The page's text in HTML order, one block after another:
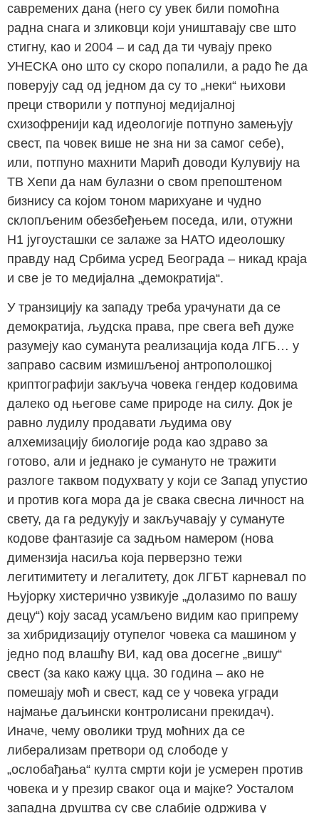
савремених дана (него су увек били помоћна
радна снага и зликовци који уништавају све што
стигну, као и 2004 – и сад да ти чувају преко
УНЕСКА оно што су скоро попалили, а радо ће да
поверују сад од једном да су то „неки“ њихови
преци створили у потпуној медијалној
схизофренији кад идеологије потпуно замењују
свест, па човек више не зна ни за самог себе),
или, потпуно махнити Марић доводи Кулувију на
ТВ Хепи да нам булазни о свом препоштеном
бизнису са којом тоном марихуане и чудно
склопљеним обезбеђењем поседа, или, отужни
Н1 југоусташки се залаже за НАТО идеолошку
правду над Србима усред Београда – никад краја
и све је то медијална „демократија“.
У транзицију ка западу треба урачунати да се
демократија, људска права, пре свега већ дуже
разумеју као суманута реализација кода ЛГБ… у
заправо сасвим измишљеној антрополошкој
криптографији закључа човека гендер кодовима
далеко од његове саме природе на силу. Док је
равно лудилу продавати људима ову
алхемизацију биологије рода као здраво за
готово, али и једнако је сумануто не тражити
разлоге таквом подухвату у који се Запад упустио
и против кога мора да је свака свесна личност на
свету, да га редукују и закључавају у сумануте
кодове фантазије са задњом намером (нова
димензија насиља која перверзно тежи
легитимитету и легалитету, док ЛГБТ карневал по
Њујорку хистерично узвикује „долазимо по вашу
децу“) коју засад усамљено видим као припрему
за хибридизацију отупелог човека са машином у
једно под влашћу ВИ, кад ова досегне „вишу“
свест (за како кажу цца. 30 година – ако не
помешају моћ и свест, кад се у човека угради
најмање даљински контролисани прекидач).
Иначе, чему оволики труд моћних да се
либерализам претвори од слободе у
„ослобађања“ култа смрти који је усмерен против
човека и у презир сваког оца и мајке? Уосталом
западна друштва су све слабије одржива у